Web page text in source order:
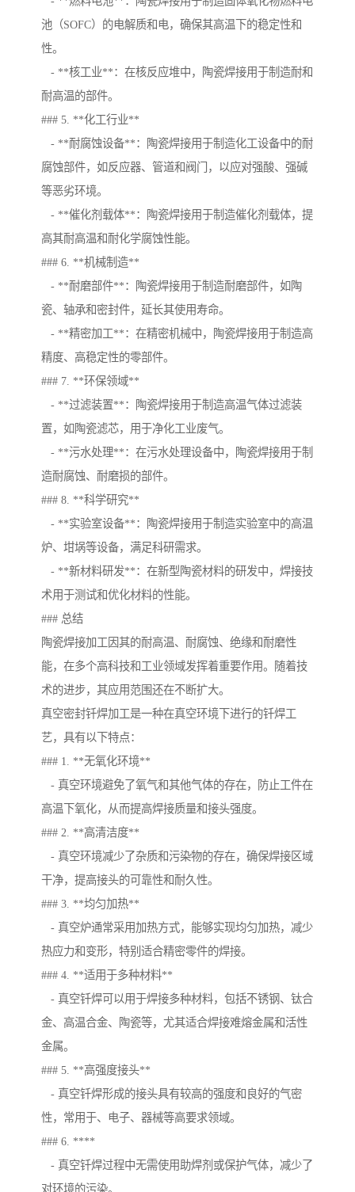
池（SOFC）的电解质和电，确保其高温下的稳定性和
性。
- **核工业**：在核反应堆中，陶瓷焊接用于制造耐和
耐高温的部件。
### 5. **化工行业**
- **耐腐蚀设备**：陶瓷焊接用于制造化工设备中的耐
腐蚀部件，如反应器、管道和阀门，以应对强酸、强碱
等恶劣环境。
- **催化剂载体**：陶瓷焊接用于制造催化剂载体，提
高其耐高温和耐化学腐蚀性能。
### 6. **机械制造**
- **耐磨部件**：陶瓷焊接用于制造耐磨部件，如陶
瓷、轴承和密封件，延长其使用寿命。
- **精密加工**：在精密机械中，陶瓷焊接用于制造高
精度、高稳定性的零部件。
### 7. **环保领域**
- **过滤装置**：陶瓷焊接用于制造高温气体过滤装
置，如陶瓷滤芯，用于净化工业废气。
- **污水处理**：在污水处理设备中，陶瓷焊接用于制
造耐腐蚀、耐磨损的部件。
### 8. **科学研究**
- **实验室设备**：陶瓷焊接用于制造实验室中的高温
炉、坩埚等设备，满足科研需求。
- **新材料研发**：在新型陶瓷材料的研发中，焊接技
术用于测试和优化材料的性能。
### 总结
陶瓷焊接加工因其的耐高温、耐腐蚀、绝缘和耐磨性
能，在多个高科技和工业领域发挥着重要作用。随着技
术的进步，其应用范围还在不断扩大。
真空密封钎焊加工是一种在真空环境下进行的钎焊工
艺，具有以下特点：
### 1. **无氧化环境**
- 真空环境避免了氧气和其他气体的存在，防止工件在
高温下氧化，从而提高焊接质量和接头强度。
### 2. **高清洁度**
- 真空环境减少了杂质和污染物的存在，确保焊接区域
干净，提高接头的可靠性和耐久性。
### 3. **均匀加热**
- 真空炉通常采用加热方式，能够实现均匀加热，减少
热应力和变形，特别适合精密零件的焊接。
### 4. **适用于多种材料**
- 真空钎焊可以用于焊接多种材料，包括不锈钢、钛合
金、高温合金、陶瓷等，尤其适合焊接难熔金属和活性
金属。
### 5. **高强度接头**
- 真空钎焊形成的接头具有较高的强度和良好的气密
性，常用于、电子、器械等高要求领域。
### 6. ****
- 真空钎焊过程中无需使用助焊剂或保护气体，减少了
对环境的污染。